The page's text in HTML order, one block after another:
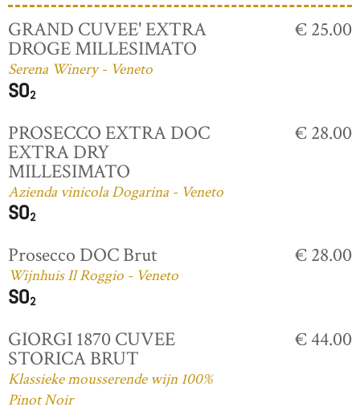
GRAND CUVEE' EXTRA
DROGE MILLESIMATO
Serena Winery - Veneto
€ 25.00
PROSECCO EXTRA DOC
EXTRA DRY
MILLESIMATO
Azienda vinicola Dogarina - Veneto
€ 28.00
Prosecco DOC Brut
Wijnhuis Il Roggio - Veneto
€ 28.00
GIORGI 1870 CUVEE
STORICA BRUT
Klassieke mousserende wijn 100%
Pinot Noir
€ 44.00